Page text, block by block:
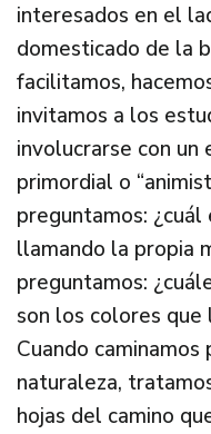
interesados en el
domesticado de la
facilitamos,
invitamos a los
involucrarse con un
primordial o
preguntamos:
llamando la propia
preguntamos:
son los colores que
Cuando caminamos
naturaleza,
hojas del camino